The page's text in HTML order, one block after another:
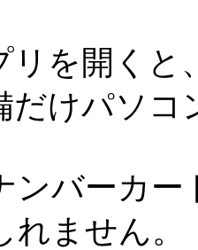
リを開く
だけパソコ
ンバーカ
ません。